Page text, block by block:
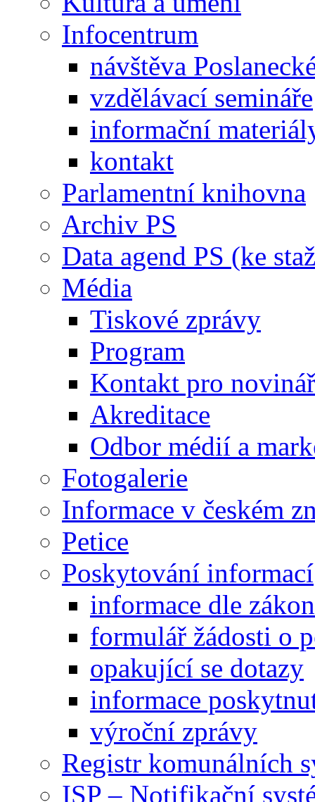
Infocentrum
návštěva
vzdělávací semináře
informační
kontakt
Parlamentní knihovna
Archiv PS
Data agend PS (ke
Média
Tiskové zprávy
Program
Kontakt pro
Akreditace
Odbor médií a
Fotogalerie
Informace v českém
Petice
Poskytování informací
informace dle
formulář žádosti o
opakující se dotazy
informace
výroční zprávy
Registr komunálních
ISP – Notifikační